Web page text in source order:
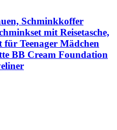
Schminkkoffer
mit Reisetasche,
für Teenager Mädchen
BB Cream Foundation